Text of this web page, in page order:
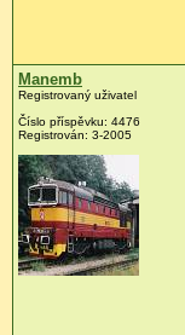
Manemb
Registrovaný uživatel
Číslo příspěvku: 4476
Registrován: 3-2005